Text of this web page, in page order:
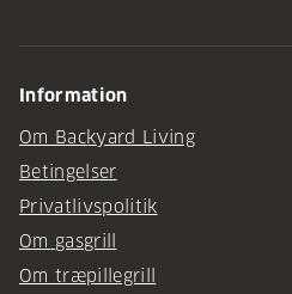
Information
Om Backyard Living
Betingelser
Privatlivspolitik
Om gasgrill
Om træpillegrill